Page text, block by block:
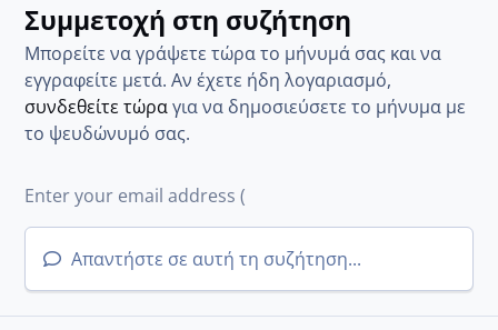
Συμμετοχή στη συζήτηση
Μπορείτε να γράψετε τώρα το μήνυμά σας και να
εγγραφείτε μετά. Αν έχετε ήδη λογαριασμό,
συνδεθείτε τώραγια να δημοσιεύσετε το μήνυμα με
το ψευδώνυμό σας.
Απαντήστε σε αυτή τη συζήτηση...